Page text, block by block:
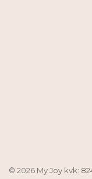
© 2026 My Joy kvk: